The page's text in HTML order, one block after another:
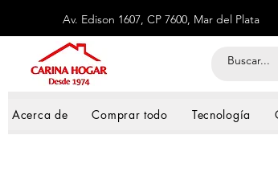
Av. Edison 1607, CP 7600, Mar del Plata
Acerca de Comprar todo Tecnología